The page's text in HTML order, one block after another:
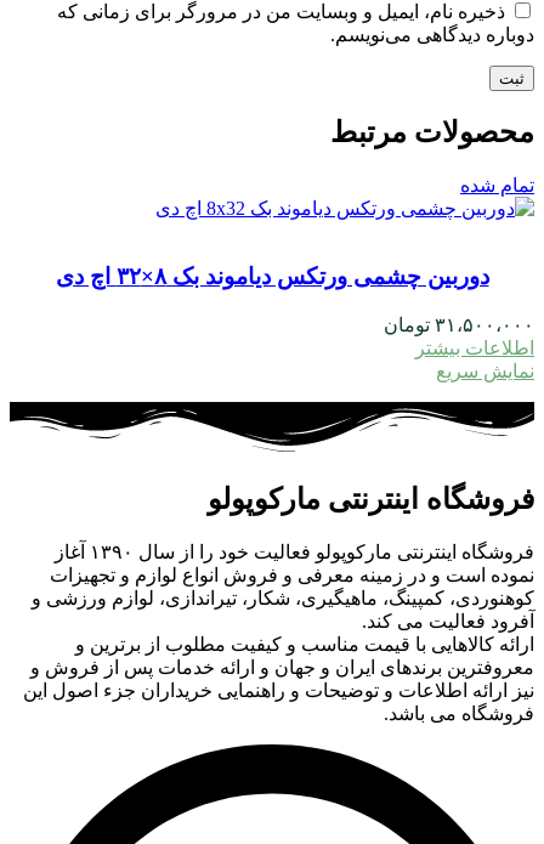
ذخیره نام، ایمیل و وبسایت من در مرورگر برای زمانی که
دوباره دیدگاهی می‌نویسم.
محصولات مرتبط
تمام شده
دوربین چشمی ورتکس دیاموند بک ۸×۳۲ اچ دی
۳۱،۵۰۰،۰۰۰ تومان
اطلاعات بیشتر
نمایش سریع
فروشگاه اینترنتی مارکوپولو
فروشگاه اینترنتی مارکوپولو فعالیت خود را از سال ۱۳۹۰ آغاز
نموده است و در زمینه معرفی و فروش انواع لوازم و تجهیزات
کوهنوردی، کمپینگ، ماهیگیری، شکار، تیراندازی، لوازم ورزشی و
آفرود فعالیت می کند.
ارائه کالاهایی با قیمت مناسب و کیفیت مطلوب از برترین و
معروفترین برندهای ایران و جهان و ارائه خدمات پس از فروش و
نیز ارائه اطلاعات و توضیحات و راهنمایی خریداران جزء اصول این
فروشگاه می باشد.